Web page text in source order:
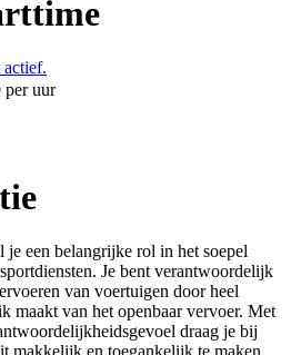
actief.
per uur
een belangrijke rol in het soepel
Je bent verantwoordelijk
van voertuigen door heel
maakt van het openbaar vervoer. Met
draag je bij
makkelijk en toegankelijk te maken.